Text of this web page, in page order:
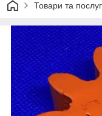
Товари та